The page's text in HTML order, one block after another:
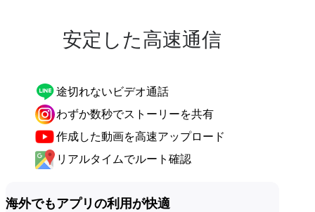
安定した高速通信
途切れないビデオ通話
わずか数秒でストーリーを共有
作成した動画を高速アップロード
リアルタイムでルート確認
海外でもアプリの利用が快適